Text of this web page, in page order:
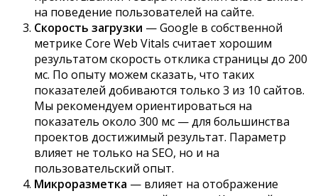
на поведение пользователей на сайте.
Скорость загрузки — Google в собственной
метрике Core Web Vitals считает хорошим
результатом скорость отклика страницы до 200
мс. По опыту можем сказать, что таких
показателей добиваются только 3 из 10 сайтов.
Мы рекомендуем ориентироваться на
показатель около 300 мс — для большинства
проектов достижимый результат. Параметр
влияет не только на SEO, но и на
пользовательский опыт.
Микроразметка — влияет на отображение